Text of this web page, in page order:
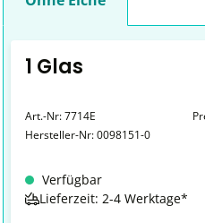
1 Glas
Art.-Nr:7714E
Hersteller-Nr:0098151-0
Verfügbar
Lieferzeit: 2-4 Werktage*